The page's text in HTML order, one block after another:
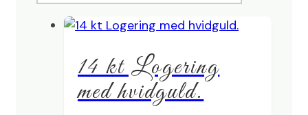
14 kt Logering
med hvidguld.